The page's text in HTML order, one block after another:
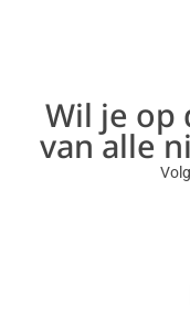
Wil je op
van alle